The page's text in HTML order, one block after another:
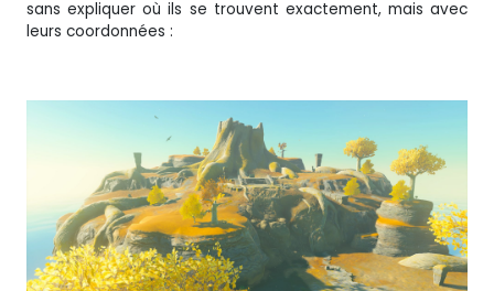
sans expliquer où ils se trouvent exactement, mais avec
leurs coordonnées :